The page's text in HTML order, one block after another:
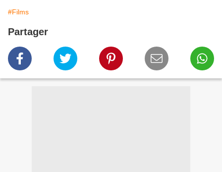
#Films
Partager